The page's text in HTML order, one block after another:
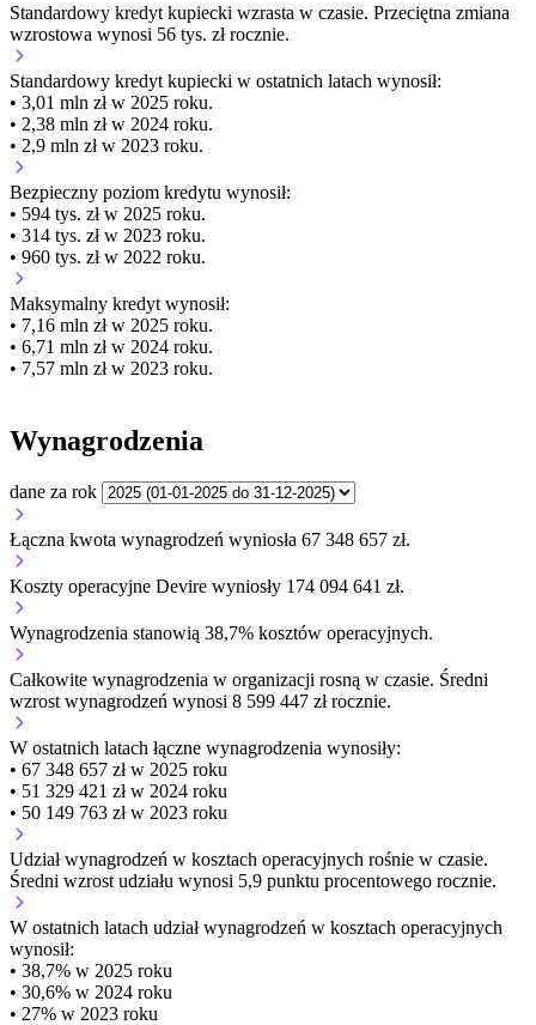
Standardowy kredyt kupiecki wzrasta w czasie. Przeciętna zmiana
wzrostowa wynosi 56 tys. zł rocznie.
Standardowy kredyt kupiecki w ostatnich latach wynosił:
• 3,01 mln zł w 2025 roku.
• 2,38 mln zł w 2024 roku.
• 2,9 mln zł w 2023 roku.
Bezpieczny poziom kredytu wynosił:
• 594 tys. zł w 2025 roku.
• 314 tys. zł w 2023 roku.
• 960 tys. zł w 2022 roku.
Maksymalny kredyt wynosił:
• 7,16 mln zł w 2025 roku.
• 6,71 mln zł w 2024 roku.
• 7,57 mln zł w 2023 roku.
Wynagrodzenia
dane za rok
Łączna kwota wynagrodzeń wyniosła 67 348 657 zł.
Koszty operacyjne Devire wyniosły 174 094 641 zł.
Wynagrodzenia stanowią 38,7% kosztów operacyjnych.
Całkowite wynagrodzenia w organizacji rosną w czasie. Średni
wzrost wynagrodzeń wynosi 8 599 447 zł rocznie.
W ostatnich latach łączne wynagrodzenia wynosiły:
• 67 348 657 zł w 2025 roku
• 51 329 421 zł w 2024 roku
• 50 149 763 zł w 2023 roku
Udział wynagrodzeń w kosztach operacyjnych rośnie w czasie.
Średni wzrost udziału wynosi 5,9 punktu procentowego rocznie.
W ostatnich latach udział wynagrodzeń w kosztach operacyjnych
wynosił:
• 38,7% w 2025 roku
• 30,6% w 2024 roku
• 27% w 2023 roku